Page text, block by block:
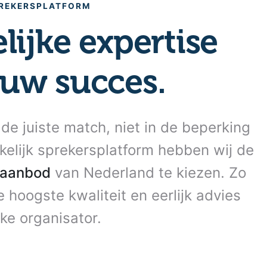
expertise
succes.
juiste match, niet in de beperking
sprekersplatform hebben wij de
van Nederland te kiezen. Zo
hoogste kwaliteit en eerlijk advies
organisator.